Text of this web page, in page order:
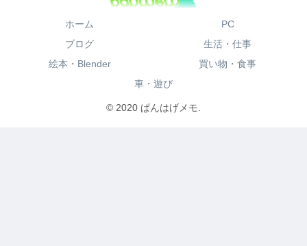
ホーム
PC
ブログ
生活・仕事
絵本・Blender
買い物・食事
車・遊び
© 2020 ぱんはげメモ.